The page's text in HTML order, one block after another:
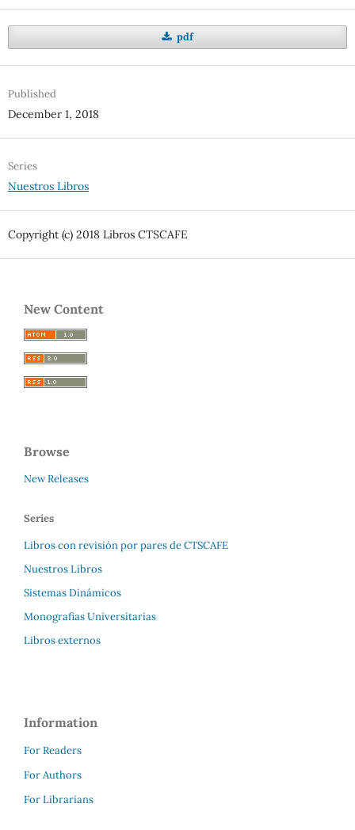
pdf
Published
December 1, 2018
Series
Nuestros Libros
Copyright (c) 2018 Libros CTSCAFE
New Content
Browse
New Releases
Series
Libros con revisión por pares de CTSCAFE
Nuestros Libros
Sistemas Dinámicos
Monografias Universitarias
Libros externos
Information
For Readers
For Authors
For Librarians